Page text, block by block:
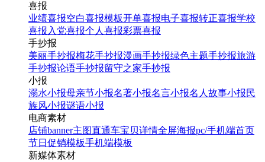
喜报
业绩喜报空白喜报模板开单喜报电子喜报转正喜报学校
喜报 入党喜报个人喜报彩票喜报
手抄报
美丽手抄报梅花手抄报漫画手抄报绿色主题手抄报旅游
手抄报论语手抄报留守之家手抄报
小报
溺水小报母亲节小报名著小报名言小报名人故事小报民
族风小报谜语小报
电商素材
店铺banner主图直通车宝贝详情全屏海报pc/手机端首页
节日促销模板手机端模板
新媒体素材